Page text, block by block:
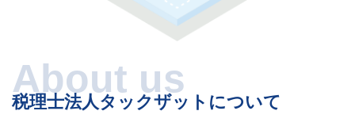
税理士法人タックザットについて